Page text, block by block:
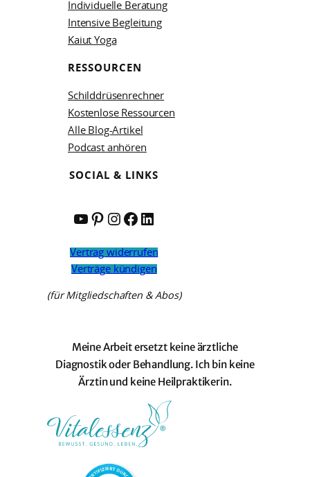
Individuelle Beratung
Intensive Begleitung
Kaiut Yoga
RESSOURCEN
Schilddrüsenrechner
Kostenlose Ressourcen
Alle Blog-Artikel
Podcast anhören
SOCIAL & LINKS
YouTube
Pinterest
Instagram
Facebook
LinkedIn
Vertrag widerrufen
Verträge kündigen
(für Mitgliedschaften & Abos)
Meine Arbeit ersetzt keine ärztliche
Diagnostik oder Behandlung. Ich bin keine
Ärztin und keine Heilpraktikerin.